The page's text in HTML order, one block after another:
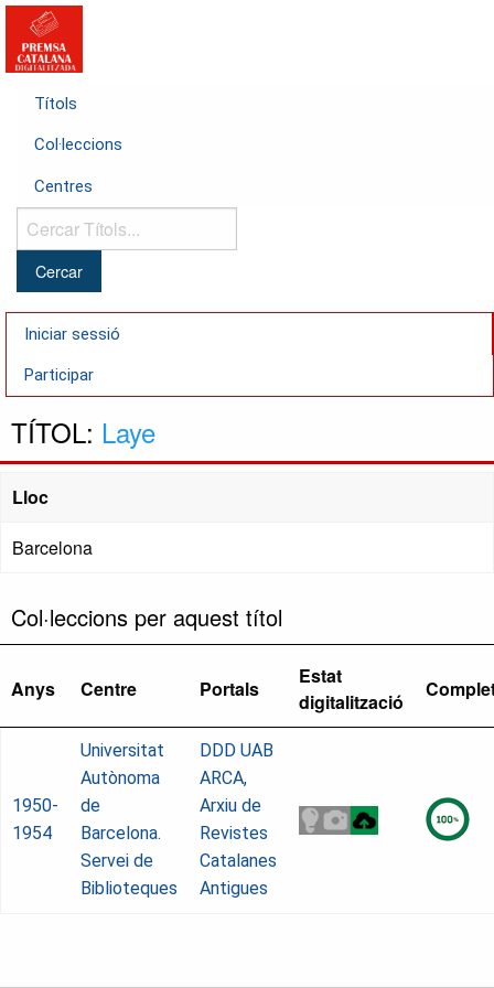
Títols
Col·leccions
Centres
Cercar
Títols...
Iniciar sessió
Participar
TÍTOL: Laye
Lloc
Barcelona
Col·leccions per aquest títol
Anys Centre Portals
Estat
digitalització
1950-
1954
Universitat
Autònoma
de
Barcelona.
Servei de
Biblioteques
DDD UAB
ARCA,
Arxiu de
Revistes
Catalanes
Antigues